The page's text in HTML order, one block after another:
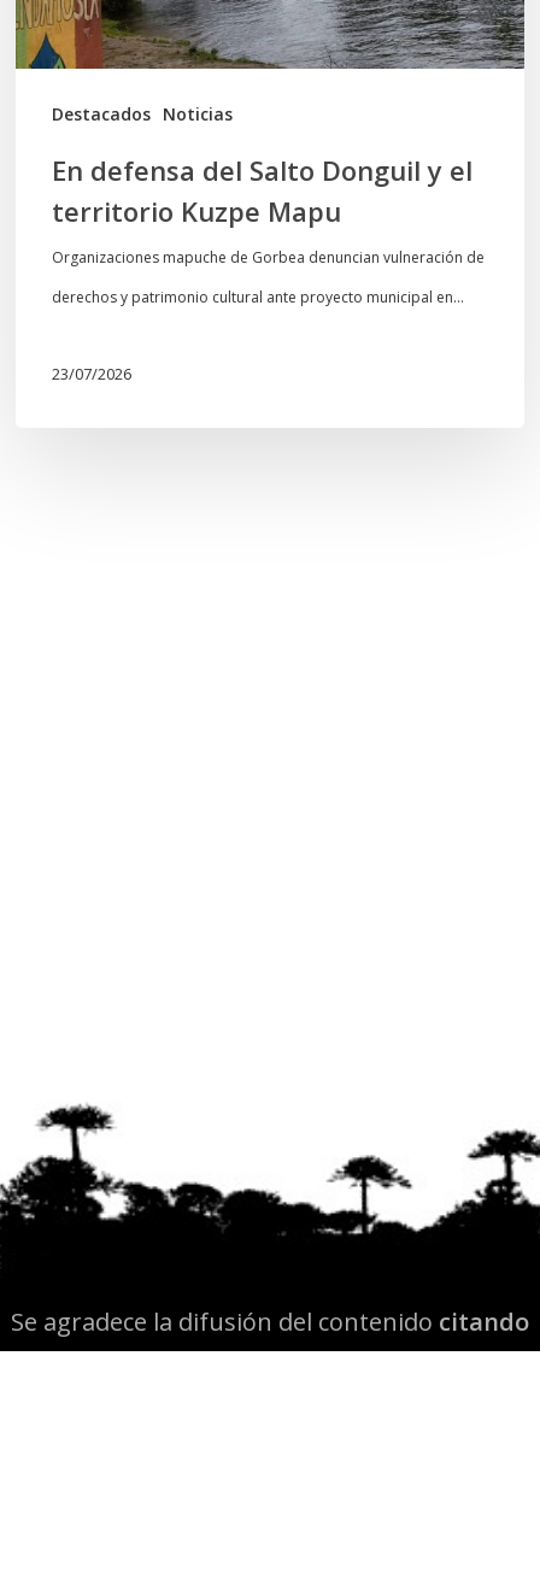
Destacados Noticias
territorio
Kuzpe
Mapu
En defensa del Salto Donguil y el
territorio Kuzpe Mapu
Organizaciones mapuche de Gorbea denuncian vulneración de
derechos y patrimonio cultural ante proyecto municipal en…
23/07/2026
Se agradece la difusión del contenido citando
la fuente www.mapuexpress.org